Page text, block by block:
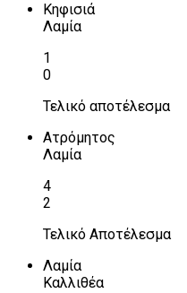
Κηφισιά
Λαμία
1
0
Τελικό αποτέλεσμα
Ατρόμητος
Λαμία
4
2
Τελικό Αποτέλεσμα
Λαμία
Καλλιθέα